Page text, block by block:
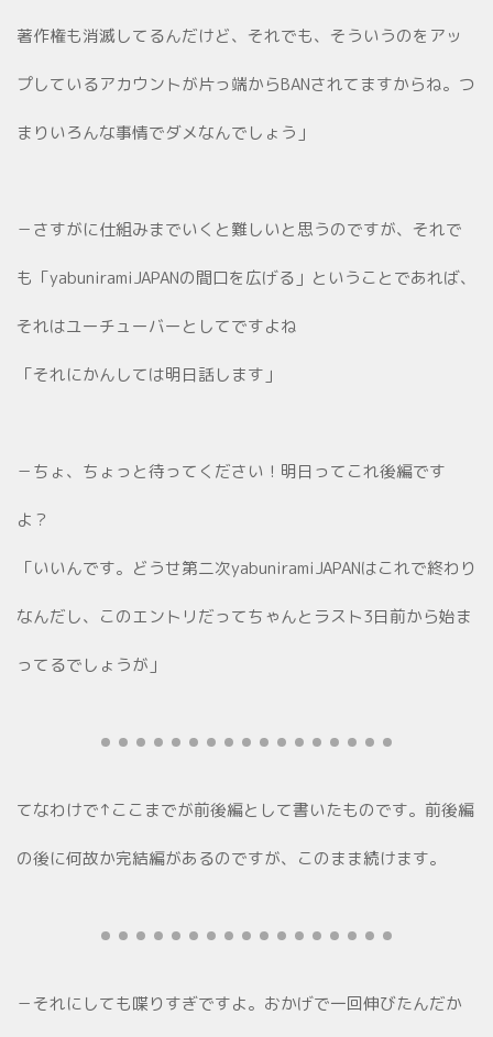
著作権も消滅してるんだけど、それでも、そういうのをアッ
プしているアカウントが片っ端からBANされてますからね。つ
まりいろんな事情でダメなんでしょう」
－さすがに仕組みまでいくと難しいと思うのですが、それで
も「yabuniramiJAPANの間口を広げる」ということであれば、
それはユーチューバーとしてですよね
「それにかんしては明日話します」
－ちょ、ちょっと待ってください！明日ってこれ後編です
よ？
「いいんです。どうせ第二次yabuniramiJAPANはこれで終わり
なんだし、このエントリだってちゃんとラスト3日前から始ま
ってるでしょうが」
てなわけで↑ここまでが前後編として書いたものです。前後編
の後に何故か完結編があるのですが、このまま続けます。
－それにしても喋りすぎですよ。おかげで一回伸びたんだか